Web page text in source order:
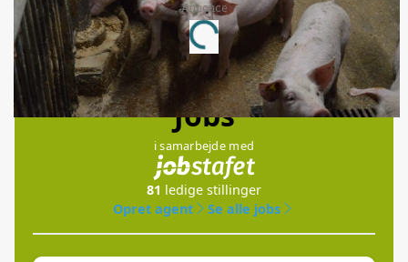
Annonce
Loading...
Jobs
i samarbejde med
81 ledige stillinger
Opret agent
Se alle jobs